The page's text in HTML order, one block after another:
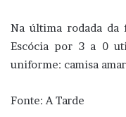
Na última rodada da
Escócia por 3 a 0
uniforme: camisa
Fonte: A Tarde